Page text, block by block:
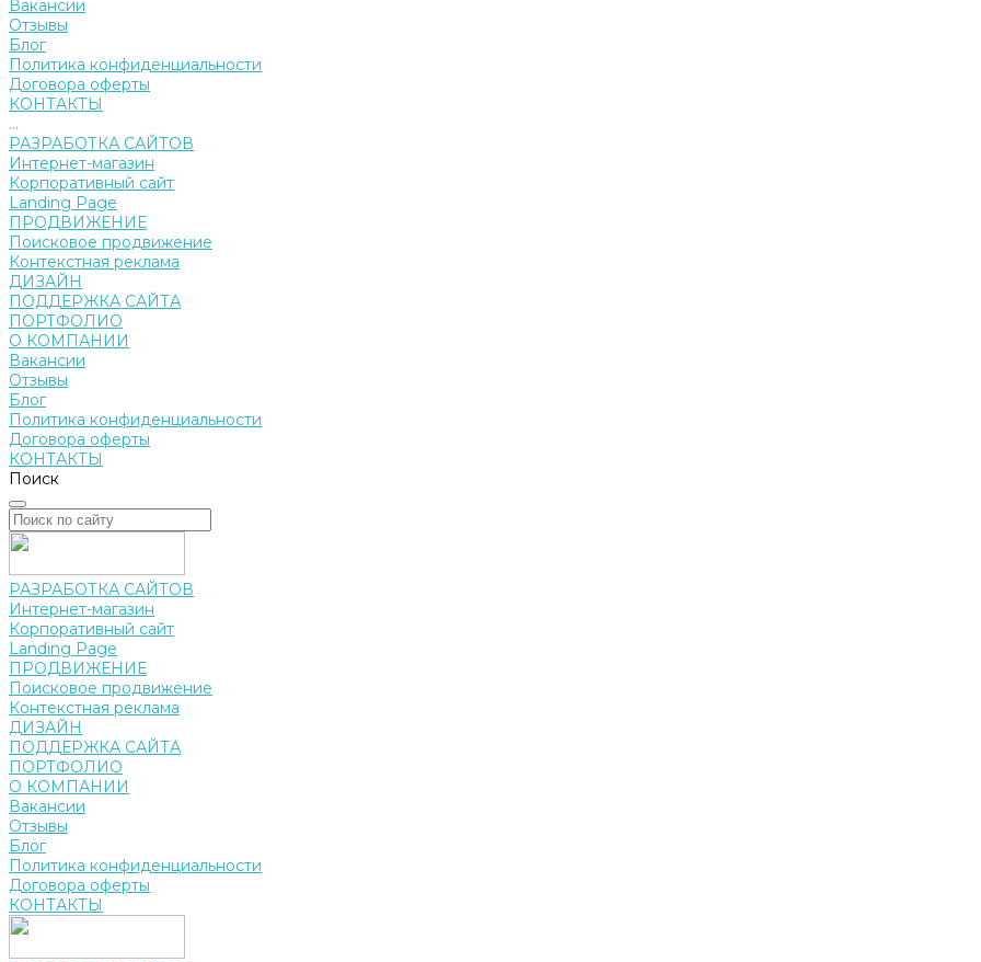
Вакансии
Отзывы
Блог
Политика конфиденциальности
Договора оферты
КОНТАКТЫ
...
РАЗРАБОТКА САЙТОВ
Интернет-магазин
Корпоративный сайт
Landing Page
ПРОДВИЖЕНИЕ
Поисковое продвижение
Контекстная реклама
ДИЗАЙН
ПОДДЕРЖКА САЙТА
ПОРТФОЛИО
О КОМПАНИИ
Вакансии
Отзывы
Блог
Политика конфиденциальности
Договора оферты
КОНТАКТЫ
Поиск
РАЗРАБОТКА САЙТОВ
Интернет-магазин
Корпоративный сайт
Landing Page
ПРОДВИЖЕНИЕ
Поисковое продвижение
Контекстная реклама
ДИЗАЙН
ПОДДЕРЖКА САЙТА
ПОРТФОЛИО
О КОМПАНИИ
Вакансии
Отзывы
Блог
Политика конфиденциальности
Договора оферты
КОНТАКТЫ